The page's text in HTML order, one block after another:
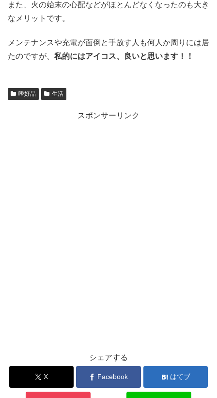
また、火の始末の心配などがほとんどなくなったのも大き
なメリットです。
メンテナンスや充電が面倒と手放す人も何人か周りには居
たのですが、 私的にはアイコス、良いと思います！！
嗜好品 生活
スポンサーリンク
シェアする
X Facebook はてブ